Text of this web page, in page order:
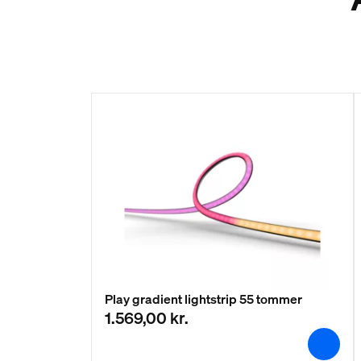
Play gradient lightstrip 55 tommer
1.569,00 kr.